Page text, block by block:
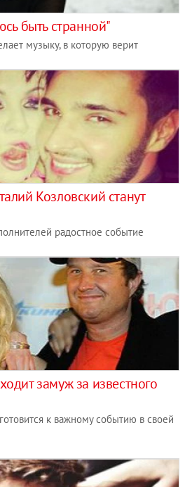
быть странной"
музыку, в которую верит
Козловский станут
радостное событие
замуж за известного
к важному событию в своей